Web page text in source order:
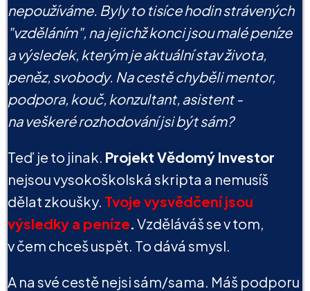
nepoužíváme. Byly to tisíce hodin strávených
"vzděláním", na jejichž konci jsou malé peníze
a výsledek, kterým je aktuální stav života,
peněz, svobody. Na cestě chyběli mentor,
podpora, kouč, konzultant, asistent -
na veškeré rozhodování jsi být sám?
Teď je to jinak. Projekt Vědomý Investor
nejsou vysokoškolská skripta a nemusíš
dělat zkoušky. Tvoje vysvědčení jsou
výsledky a peníze. Vzděláváš se v tom,
v čem chceš uspět. To dává smysl.
A na své cestě nejsi sám/sama. Máš podporu